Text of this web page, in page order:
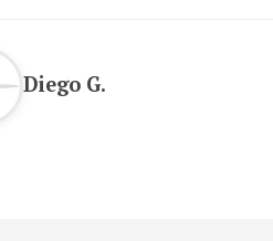
Diego G.